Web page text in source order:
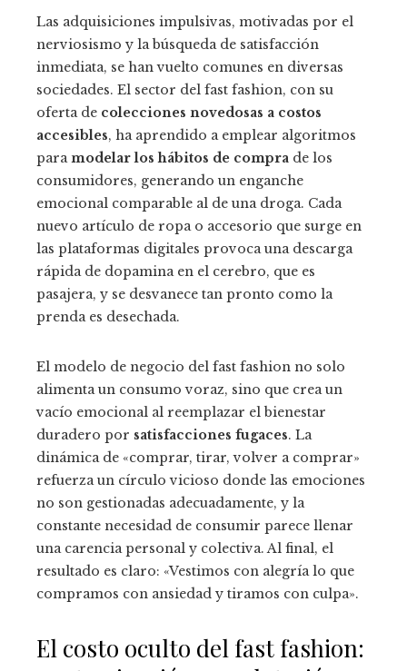
Las adquisiciones impulsivas, motivadas por el
nerviosismo y la búsqueda de satisfacción
inmediata, se han vuelto comunes en diversas
sociedades. El sector del fast fashion, con su
oferta de colecciones novedosas a costos
accesibles, ha aprendido a emplear algoritmos
paramodelar los hábitos de compra de los
consumidores, generando un enganche
emocional comparable al de una droga. Cada
nuevo artículo de ropa o accesorio que surge en
las plataformas digitales provoca una descarga
rápida de dopamina en el cerebro, que es
pasajera, y se desvanece tan pronto como la
prenda es desechada.
El modelo de negocio del fast fashion no solo
alimenta un consumo voraz, sino que crea un
vacío emocional al reemplazar el bienestar
duradero por satisfacciones fugaces. La
dinámica de «comprar, tirar, volver a comprar»
refuerza un círculo vicioso donde las emociones
no son gestionadas adecuadamente, y la
constante necesidad de consumir parece llenar
una carencia personal y colectiva. Al final, el
resultado es claro: «Vestimos con alegría lo que
compramos con ansiedad y tiramos con culpa».
El costo oculto del fast fashion: